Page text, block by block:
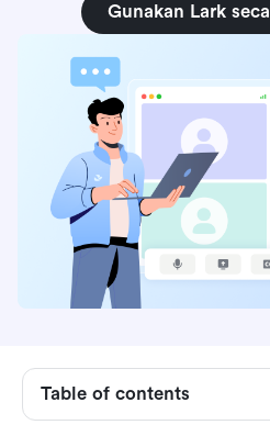
Gunakan Lark
Table of contents
Perkara utama: 12 alat
masa nyata